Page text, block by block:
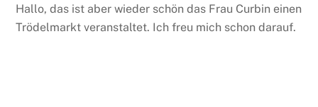
Hallo, das ist aber wieder schön das Frau Curbin einen
Trödelmarkt veranstaltet. Ich freu mich schon darauf.